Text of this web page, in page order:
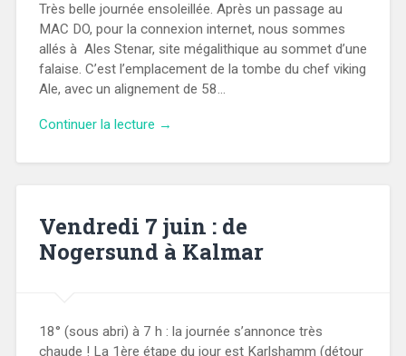
Très belle journée ensoleillée. Après un passage au
MAC DO, pour la connexion internet, nous sommes
allés à Ales Stenar, site mégalithique au sommet d’une
falaise. C’est l’emplacement de la tombe du chef viking
Ale, avec un alignement de 58…
Continuer la lecture →
Vendredi 7 juin : de
Nogersund à Kalmar
18° (sous abri) à 7 h : la journée s’annonce très
chaude ! La 1ère étape du jour est Karlshamm (détour